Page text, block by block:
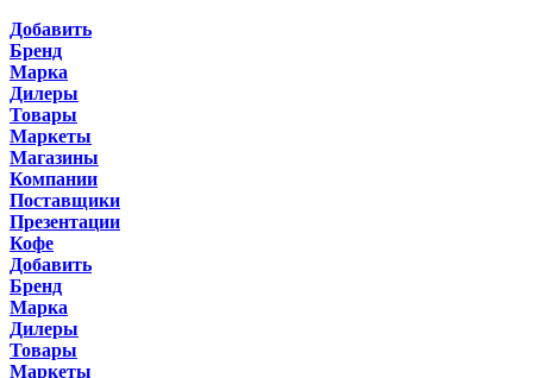
Добавить
Бренд
Марка
Дилеры
Товары
Маркеты
Магазины
Компании
Поставщики
Презентации
Кофе
Добавить
Бренд
Марка
Дилеры
Товары
Маркеты